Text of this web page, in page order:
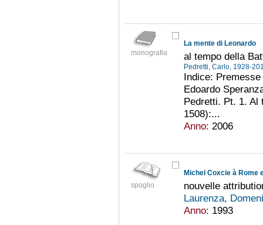
monografia
La mente di Leonardo
al tempo della
Pedretti, Carlo, 1928-
Indice:
Edoardo
Pedretti. Pt. 1. Al
1508):...
Anno: 2006
spoglio
Michel Coxcie à Rome
nouvelle
Laurenza,
Anno: 1993